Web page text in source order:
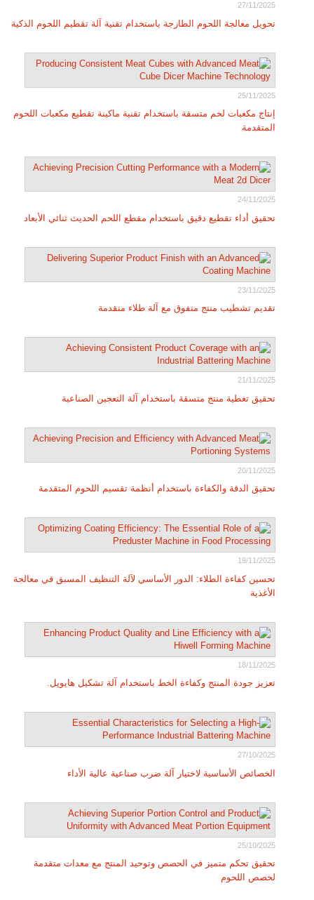
27/11/2025
تحويل معالجة اللحوم الطازجة باستخدام تقنية آلة تقطيم اللحوم الذكية
25/11/2025
إنتاج مكعبات لحم متسقة باستخدام تقنية ماكينة تقطيع مكعبات اللحوم
المتقدمة
24/11/2025
تحقيق أداء تقطيع دقيق باستخدام مقطع اللحم الحديث ثنائي الأبعاد
23/11/2025
تقديم تشطيب منتج متفوق مع آلة طلاء متقدمة
21/11/2025
تحقيق تغطية منتج متسقة باستخدام آلة التعجين الصناعية
20/11/2025
تحقيق الدقة والكفاءة باستخدام أنظمة تقسيم اللحوم المتقدمة
19/11/2025
تحسين كفاءة الطلاء: الدور الأساسي لآلة التنظيف المسبق في معالجة
الأغذية
18/11/2025
تعزيز جودة المنتج وكفاءة الخط باستخدام آلة تشكيل هايويل.
27/10/2025
الخصائص الأساسية لاختيار آلة ضرب صناعية عالية الأداء
25/10/2025
تحقيق تحكم متميز في الحصص وتوحيد المنتج مع معدات متقدمة
لحصص اللحوم